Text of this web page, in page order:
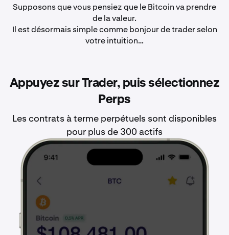
Supposons que vous pensiez que le Bitcoin va prendre
de la valeur.
Il est désormais simple comme bonjour de trader selon
votre intuition…
Appuyez sur Trader, puis sélectionnez
Perps
Les contrats à terme perpétuels sont disponibles
pour plus de 300 actifs